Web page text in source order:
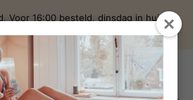
Voor 16:00 besteld, dinsdag in huis